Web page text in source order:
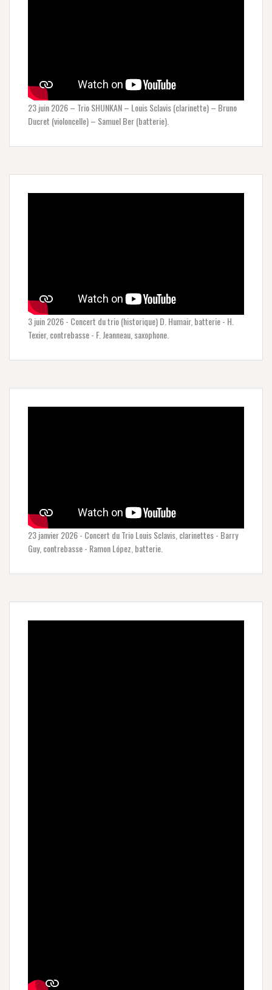
23 juin 2026 – Trio SHUNKAN – Louis Sclavis (clarinette) – Bruno
Ducret (violoncelle) – Samuel Ber (batterie).
3 juin 2026 - Concert du trio (historique) D. Humair, batterie - H.
Texier, contrebasse - F. Jeanneau, saxophone.
23 janvier 2026 - Concert du Trio Louis Sclavis, clarinettes - Barry
Guy, contrebasse - Ramon López, batterie.